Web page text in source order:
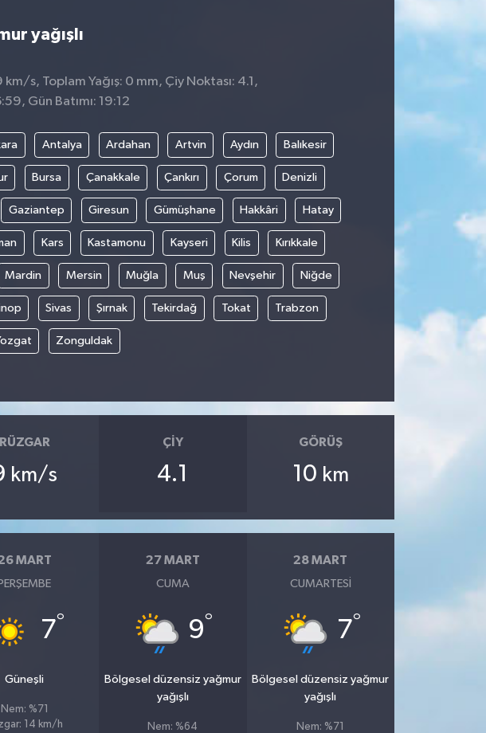
yağışlı
km/s, Toplam Yağış: 0 mm, Çiy Noktası: 4.1,
Gün Batımı: 19:12
Antalya Ardahan Artvin Aydın Balıkesir
Bursa Çanakkale Çankırı Çorum Denizli
Gaziantep Giresun Gümüşhane Hakkâri Hatay
Kars Kastamonu Kayseri Kilis Kırıkkale
Mardin Mersin Muğla Muş Nevşehir Niğde
Sivas Şırnak Tekirdağ Tokat Trabzon
Zonguldak
RÜZGAR
km/s
ÇIY
4.1
GÖRÜŞ
10 km
MART
7°
Güneşli
Nem: %71
14 km/h
27 MART
CUMA
9°
Bölgesel düzensiz yağmur
yağışlı
Nem: %64
28 MART
CUMARTESI
7°
Bölgesel düzensiz yağmur
yağışlı
Nem: %71